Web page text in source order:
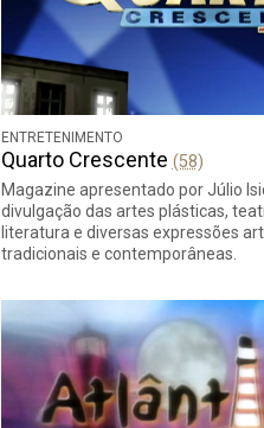
ENTRETENIMENTO
Quarto Crescente (58)
Magazine apresentado por Júlio
divulgação das artes plásticas,
literatura e diversas expressões
tradicionais e contemporâneas.